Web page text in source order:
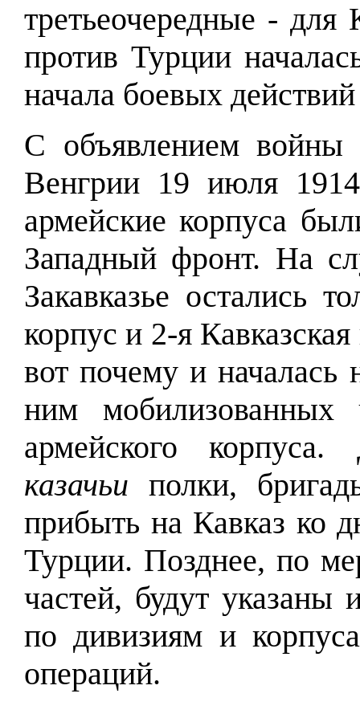
третьеочередные - для
против Турции
начала боевых
С объявлением войны
Венгрии 19 июля
армейские корпуса
Западный фронт. На
Закавказье остались
корпус и 2-я
вот почему и началась
ним мобилизованных
армейского корпуса.
казачьи полки,
прибыть на Кавказ ко
Турции. Позднее, по
частей, будут
по дивизиям и
операций.